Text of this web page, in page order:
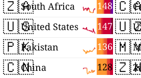
🇿🇦 148
South Africa
🇺🇸 147
United States
🇵🇰 136
Pakistan
🇨🇳 128
China